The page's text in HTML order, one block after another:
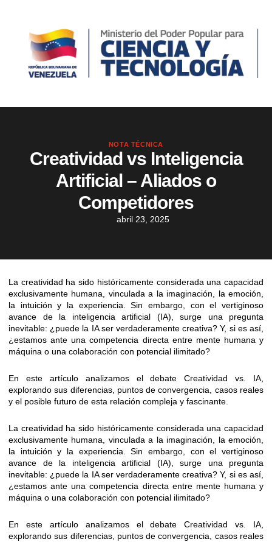
NOTA TÉCNICA
Creatividad vs Inteligencia
Artificial – Aliados o
Competidores
abril 23, 2025
La creatividad ha sido históricamente considerada una capacidad
exclusivamente humana, vinculada a la imaginación, la emoción,
la intuición y la experiencia. Sin embargo, con el vertiginoso
avance de la inteligencia artificial (IA), surge una pregunta
inevitable: ¿puede la IA ser verdaderamente creativa? Y, si es así,
¿estamos ante una competencia directa entre mente humana y
máquina o una colaboración con potencial ilimitado?
En este artículo analizamos el debate Creatividad vs. IA,
explorando sus diferencias, puntos de convergencia, casos reales
y el posible futuro de esta relación compleja y fascinante.
La creatividad ha sido históricamente considerada una capacidad
exclusivamente humana, vinculada a la imaginación, la emoción,
la intuición y la experiencia. Sin embargo, con el vertiginoso
avance de la inteligencia artificial (IA), surge una pregunta
inevitable: ¿puede la IA ser verdaderamente creativa? Y, si es así,
¿estamos ante una competencia directa entre mente humana y
máquina o una colaboración con potencial ilimitado?
En este artículo analizamos el debate Creatividad vs. IA,
explorando sus diferencias, puntos de convergencia, casos reales